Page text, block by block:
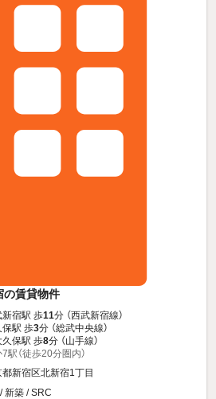
の賃貸物件
新宿駅 歩11分 （西武新宿線）
保駅 歩3分 （総武中央線）
久保駅 歩8分 （山手線）
駅（徒歩20分圏内）
都新宿区北新宿1丁目
新築 / SRC